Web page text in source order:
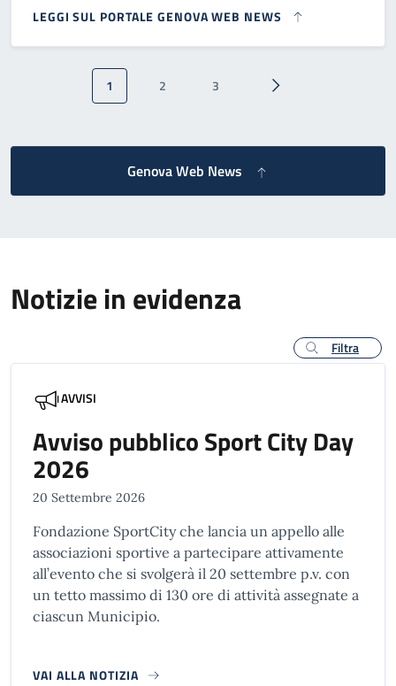
LEGGI SUL PORTALE GENOVA WEB NEWS
Paginazione
Pagina attuale
1 Pagina
2 Pagina
3 Pagina successiva
Genova Web News
Notizie in evidenza
Filtra
AVVISI
Avviso pubblico Sport City Day
2026
20 Settembre 2026
Fondazione SportCity che lancia un appello alle
associazioni sportive a partecipare attivamente
all’evento che si svolgerà il 20 settembre p.v. con
un tetto massimo di 130 ore di attività assegnate a
ciascun Municipio.
VAI ALLA NOTIZIA